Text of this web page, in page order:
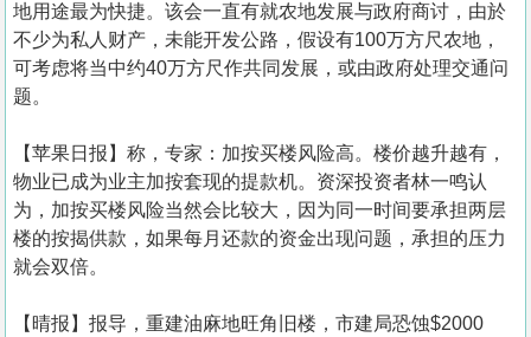
地用途最为快捷。该会一直有就农地发展与政府商讨，由於
不少为私人财产，未能开发公路，假设有100万方尺农地，
可考虑将当中约40万方尺作共同发展，或由政府处理交通问
题。
【苹果日报】称，专家：加按买楼风险高。楼价越升越有，
物业已成为业主加按套现的提款机。资深投资者林一鸣认
为，加按买楼风险当然会比较大，因为同一时间要承担两层
楼的按揭供款，如果每月还款的资金出现问题，承担的压力
就会双倍。
【晴报】报导，重建油麻地旺角旧楼，市建局恐蚀$2000